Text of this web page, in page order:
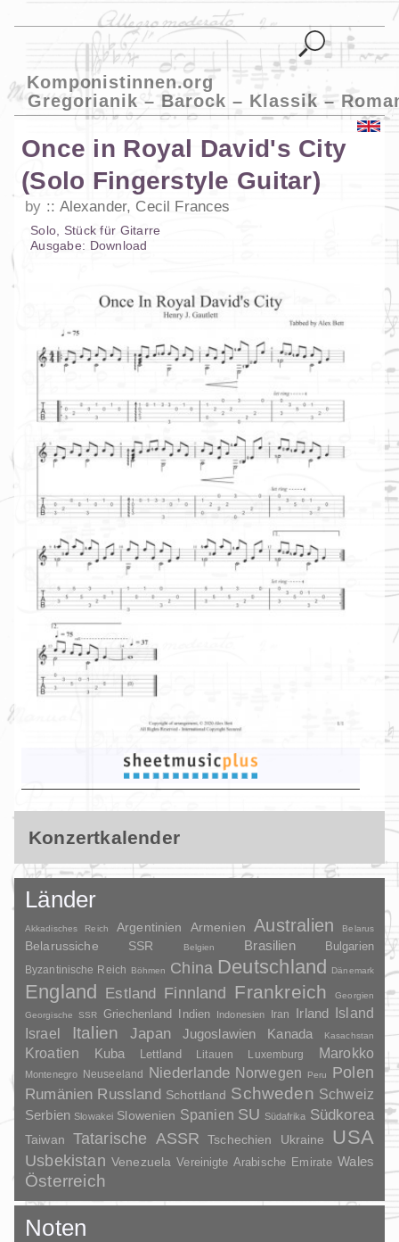
Komponistinnen.org
Gregorianik – Barock – Klassik –
Once in Royal David's City
(Solo Fingerstyle Guitar)
by Alexander, Cecil Frances
Solo Stück für Gitarre
Ausgabe: Download
Konzertkalender
Länder
Akkadisches Reich Argentinien Armenien Australien Belarus
Belarussiche SSR Belgien Brasilien Bulgarien
Byzantinische Reich Böhmen China Deutschland Dänemark
England Estland Finnland Frankreich
Georgien
Georgische SSR
Griechenland Indien Indonesien Iran Irland
Island
Israel
Italien Japan Jugoslawien Kanada Kasachstan
Kroatien Kuba Lettland Litauen Luxemburg Marokko
Montenegro Neuseeland Niederlande Norwegen Peru
Polen
Rumänien Russland Schottland Schweden Schweiz
Serbien Slowakei Slowenien Spanien SU Südafrika Südkorea
Taiwan Tatarische ASSR Tschechien Ukraine USA
Usbekistan Venezuela Vereinigte Arabische Emirate Wales
Österreich
Noten